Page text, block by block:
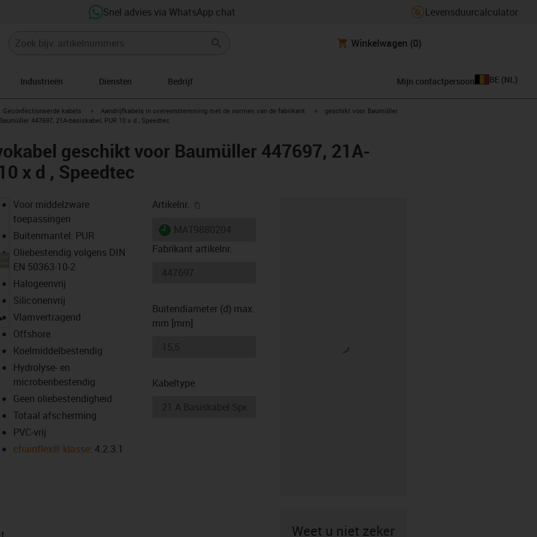
Snel advies via WhatsApp chat Levensduurcalculator
Winkelwagen (0)
Industrieën Diensten Bedrijf Mijn contactpersoon BE (NL )
igus-icon-arrow-right
Geconfectioneerde kabels igus-icon-arrow-right
Aandrijfkabels in overeenstemming met de normen van de fabrikant igus-icon-arrow-right
geschikt voor Baumüller
447697, 21A-basiskabel, PUR 10 x d , Speedtec
geschikt voor Baumüller 447697, 21A-
x d , Speedtec
igus-icon-lupe
Voor middelzware
toepassingen
Buitenmantel: PUR
Oliebestendig volgens DIN
EN 50363-10-2
Halogeenvrij
Siliconenvrij
Vlamvertragend
Offshore
Koelmiddelbestendig
Hydrolyse- en
microbenbestendig
Geen oliebestendigheid
Totaal afscherming
PVC-vrij
chainflex® klasse: 4.2.3.1
Artikelnr.
igus-icon-lieferzeit
Fabrikant artikelnr.
Buitendiameter (d) max.
mm [mm]
Kabeltype
Weet u niet zeker